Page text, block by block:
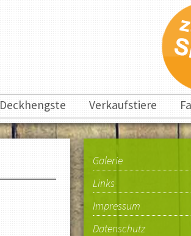
Deckhengste Verkaufstiere
Galerie
Links
Impressum
Datenschutz